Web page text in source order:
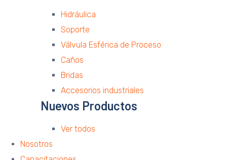
Hidráulica
Soporte
Válvula Esférica de Proceso
Caños
Bridas
Accesorios industriales
Nuevos Productos
Ver todos
Nosotros